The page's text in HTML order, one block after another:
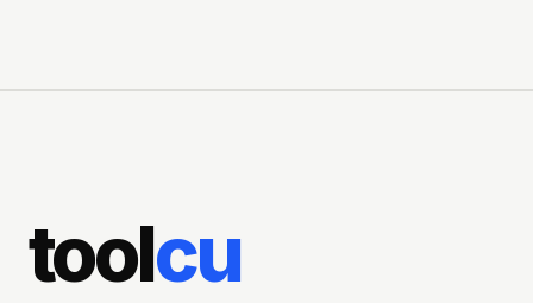
toolcu